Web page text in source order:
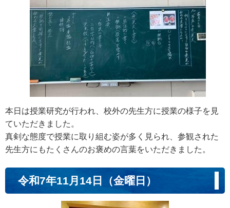
本日は授業研究が行われ、校外の先生方に授業の様子を見
ていただきました。
真剣な態度で授業に取り組む姿が多く見られ、参観された
先生方にもたくさんのお褒めの言葉をいただきました。
令和7年11月14日（金曜日）